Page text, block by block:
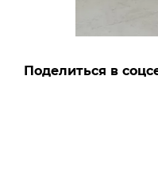
Поделиться в